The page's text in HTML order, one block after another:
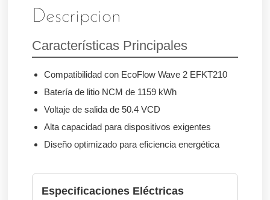
Descripcion
Características Principales
Compatibilidad con EcoFlow Wave 2 EFKT210
Batería de litio NCM de 1159 kWh
Voltaje de salida de 50.4 VCD
Alta capacidad para dispositivos exigentes
Diseño optimizado para eficiencia energética
Especificaciones Eléctricas